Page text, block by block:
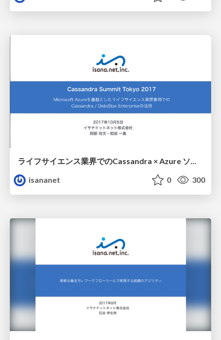
ライフサイエンス業界でのCassandra × Azure ソリューションのスライドを公開！
isananet
0 300